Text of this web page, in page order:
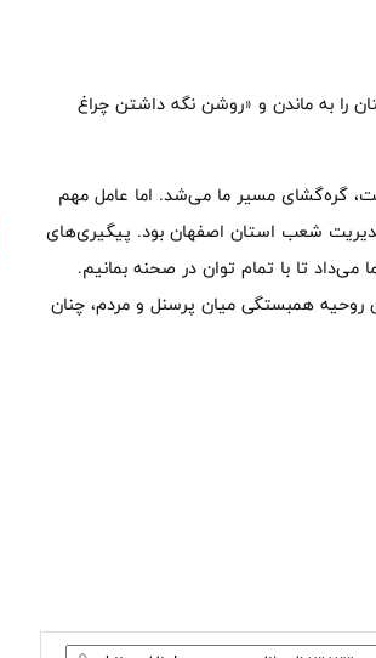
را به ماندن و «روشن نگه داشتن چراغ
گره‌گشای مسیر ما می‌شد. اما عامل مهم
شعب استان اصفهان بود. پیگیری‌های
تا با تمام توان در صحنه بمانیم.
همبستگی میان پرسنل و مردم، چنان